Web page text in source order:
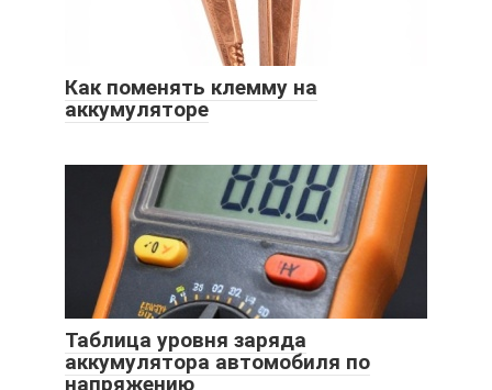
Как поменять клемму на
аккумуляторе
Таблица уровня заряда
аккумулятора автомобиля по
напряжению